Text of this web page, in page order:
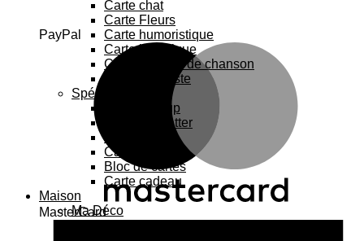
PayPal
MasterCard
Carte chat
Carte Fleurs
Carte humoristique
Carte botanique
Carte Paroles de chanson
Carte féministe
Spécial
Carte Pop up
Cartes à gratter
Carte à sticker
Bloc de cartes
Carte cadeau
Maison
Ma Déco